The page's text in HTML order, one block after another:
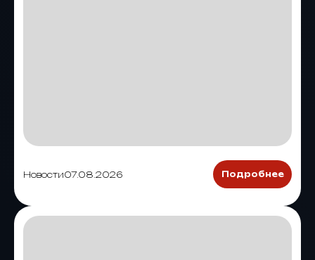
Новости07.08.2026 Подробнее